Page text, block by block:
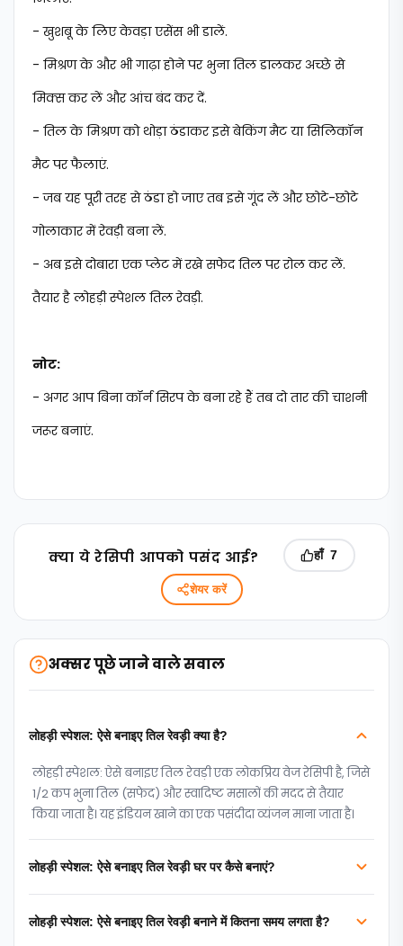
- खुशबू के लिए केवड़ा एसेंस भी डालें.
- मिश्रण के और भी गाढ़ा होने पर भुना तिल डालकर अच्छे से
मिक्स कर लें और आंच बंद कर दें.
- तिल के मिश्रण को थोड़ा ठंडाकर इसे बेकिंग मैट या सिलिकॉन
मैट पर फैलाएं.
- जब यह पूरी तरह से ठंडा हो जाए तब इसे गूंद लें और छोटे-छोटे
गोलाकार में रेवड़ी बना लें.
- अब इसे दोबारा एक प्लेट में रखे सफेद तिल पर रोल कर लें.
तैयार है लोहड़ी स्पेशल तिल रेवड़ी.
नोट:
- अगर आप बिना कॉर्न सिरप के बना रहे हैं तब दो तार की चाशनी
जरूर बनाएं.
क्‍या ये रेसिपी आपको पसंद आई? हाँ 7
शेयर करें
अक्सर पूछे जाने वाले सवाल
लोहड़ी स्पेशल: ऐसे बनाइए तिल रेवड़ी क्या है?
लोहड़ी स्पेशल: ऐसे बनाइए तिल रेवड़ी एक लोकप्रिय वेज रेसिपी है, जिसे
1/2 कप भुना तिल (सफेद) और स्वादिष्ट मसालों की मदद से तैयार
किया जाता है। यह इंडियन खाने का एक पसंदीदा व्यंजन माना जाता है।
लोहड़ी स्पेशल: ऐसे बनाइए तिल रेवड़ी घर पर कैसे बनाएं?
लोहड़ी स्पेशल: ऐसे बनाइए तिल रेवड़ी बनाने में कितना समय लगता है?